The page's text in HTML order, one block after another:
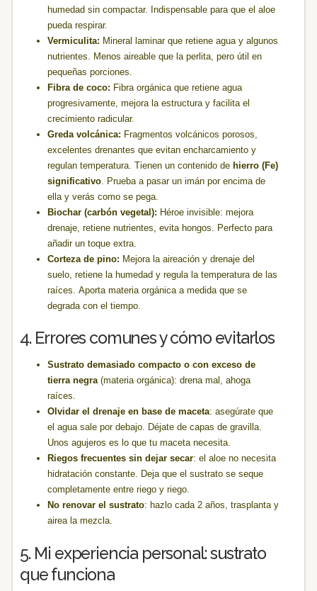
humedad sin compactar. Indispensable para que el aloe
pueda respirar.
Vermiculita: Mineral laminar que retiene agua y algunos
nutrientes. Menos aireable que la perlita, pero útil en
pequeñas porciones.
Fibra de coco: Fibra orgánica que retiene agua
progresivamente, mejora la estructura y facilita el
crecimiento radicular.
Greda volcánica: Fragmentos volcánicos porosos,
excelentes drenantes que evitan encharcamiento y
regulan temperatura. Tienen un contenido de hierro (Fe)
significativo. Prueba a pasar un imán por encima de
ella y verás como se pega.
Biochar (carbón vegetal): Héroe invisible: mejora
drenaje, retiene nutrientes, evita hongos. Perfecto para
añadir un toque extra.
Corteza de pino: Mejora la aireación y drenaje del
suelo, retiene la humedad y regula la temperatura de las
raíces. Aporta materia orgánica a medida que se
degrada con el tiempo.
4. Errores comunes y cómo evitarlos
Sustrato demasiado compacto o con exceso de
tierra negra(materia orgánica): drena mal, ahoga
raíces.
Olvidar el drenaje en base de maceta: asegúrate que
el agua sale por debajo. Déjate de capas de gravilla.
Unos agujeros es lo que tu maceta necesita.
Riegos frecuentes sin dejar secar: el aloe no necesita
hidratación constante. Deja que el sustrato se seque
completamente entre riego y riego.
No renovar el sustrato: hazlo cada 2 años, trasplanta y
airea la mezcla.
5. Mi experiencia personal: sustrato
que funciona